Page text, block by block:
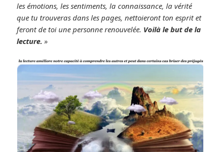
les émotions, les sentiments, la connaissance, la vérité
que tu trouveras dans les pages, nettoieront ton esprit et
feront de toi une personne renouvelée. Voilà le but de la
lecture. »